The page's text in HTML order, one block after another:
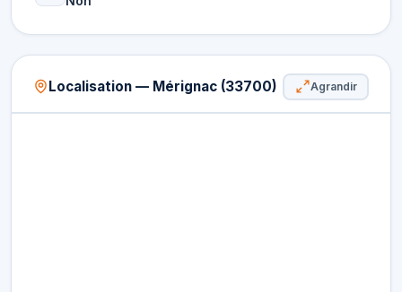
Localisation — Mérignac (33700) Agrandir